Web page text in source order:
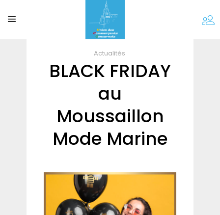
Actualités
BLACK FRIDAY
au
Moussaillon
Mode Marine